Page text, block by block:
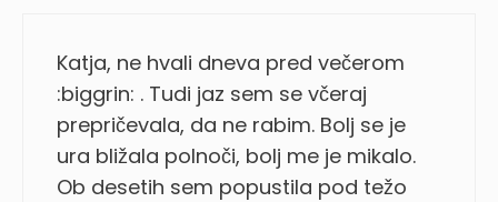
Katja, ne hvali dneva pred večerom
:biggrin: . Tudi jaz sem se včeraj
prepričevala, da ne rabim. Bolj se je
ura bližala polnoči, bolj me je mikalo.
Ob desetih sem popustila pod težo